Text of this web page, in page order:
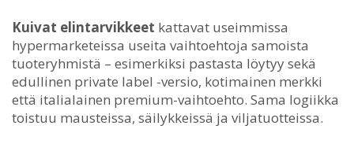
Kuivat elintarvikkeet kattavat useimmissa
hypermarketeissa useita vaihtoehtoja samoista
tuoteryhmistä – esimerkiksi pastasta löytyy sekä
edullinen private label -versio, kotimainen merkki
että italialainen premium-vaihtoehto. Sama logiikka
toistuu mausteissa, säilykkeissä ja viljatuotteissa.